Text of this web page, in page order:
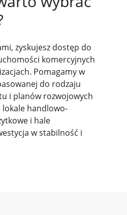
zyskujesz dostęp do
komercyjnych
Pomagamy w
do rodzaju
i planów rozwojowych
lokale handlowo-
i hale
w stabilność i